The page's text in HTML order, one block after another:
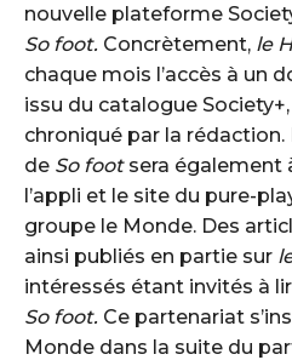
nouvelle plateforme
So foot. Concrètement, le
chaque mois l’accès à un
issu du catalogue
chroniqué par la
de So footsera également
l’appli et le site du pure-
groupe le Monde. Des
ainsi publiés en partie sur
intéressés étant invités à
So foot. Ce partenariat
Monde dans la suite du